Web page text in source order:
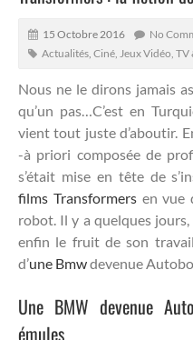
15 Octobre 2016
No
Actualités Ciné, Jeux Vidéo, TV
Nous ne le dirons jamais
qu’un pas…C’est en
vient tout juste d’aboutir.
-à priori composée de
s’était mise en tête de
films Transformersen vue
robot. Il y a quelques
enfin le fruit de son
d’une Bmwdevenue
Une BMW devenue
émules